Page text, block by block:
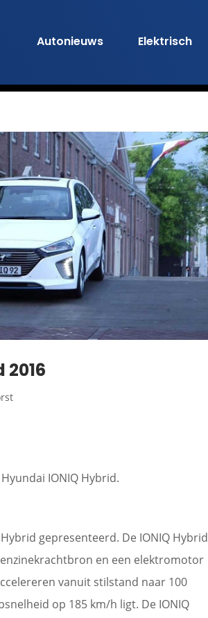
Autonieuws Elektrisch
IONIQ Hybrid.
gepresenteerd. De IONIQ Hybrid
en een elektromotor
vanuit stilstand naar 100
op 185 km/h ligt. De IONIQ